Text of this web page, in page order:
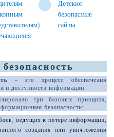
Детские
безопасные
сайты
– это процесс обеспечения
и доступности информации.
три базовых принципа,
безопасность:
ведущих к потере информации,
создания или уничтожения